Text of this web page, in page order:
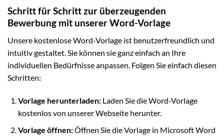
Schritt für Schritt zur überzeugenden
Bewerbung mit unserer Word-Vorlage
Unsere kostenlose Word-Vorlage ist benutzerfreundlich und
intuitiv gestaltet. Sie können sie ganz einfach an Ihre
individuellen Bedürfnisse anpassen. Folgen Sie einfach diesen
Schritten:
Vorlage herunterladen:Laden Sie die Word-Vorlage
kostenlos von unserer Webseite herunter.
Vorlage öffnen:Öffnen Sie die Vorlage in Microsoft Word